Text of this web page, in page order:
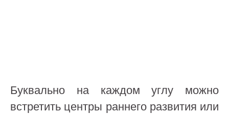
Буквально на каждом углу можно
встретить центры раннего развития или